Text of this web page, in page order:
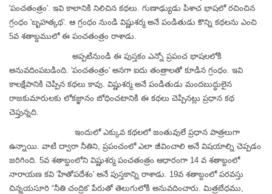
'పంచతంత్రం'. ఇవి కాలానికి నిలిచిన కథలు. గుణాఢ్యుడు పిశాచ భాషలో రచించిన
గ్రంధం 'బృహత్కథ'. ఆ గ్రంధం నుండి విష్ణుశర్మ అనే పండితుడు కొన్ని కథలను ఎంచి
5వ శతాబ్దములో ఈ పంచతంత్రం రాశాడు.
అప్పటినుండి ఈ పుస్తకం ఎన్నో ప్రపంచ భాషలలోకి
అనువదింపబడింది. 'పంచతంత్రం' అనగా ఐదు తంత్రాలతో కూడిన గ్రంధం. ఇవి
కాలక్షేపానికి చెప్పిన కథలు కావు. విష్ణుశర్మ అనే పండితుడు మందబుద్ధులైన
రాజకుమారులకు లోకజ్ఞానం బోధించటానికి ఈ కథలు చెప్పినట్లు ప్రధాన కథ
చెప్తున్నది.
ఇందులో ఎక్కువ కథలలో జంతువులే ప్రధాన పాత్రలుగా
ఉన్నాయి. వాటి ద్వారా నీతిని, ప్రపంచంలో ఎలా జీవించాలి అనే విషయాల్ని చెప్పడం
జరిగింది. 5వ శతాబ్దంలోని విష్ణుశర్మ పంచతంత్రం ఆధారంగా 14 వ శతాబ్దంలో
నారాయణ కవి 'హితోపదేశం' అనే పుస్తకాన్ని రాశాడు. 19వ శతాబ్దంలో పరవస్తు
చిన్నయసూరి “నీతి చంద్రిక' పేరుతో తెలుగులోకి అనువదించారు. మిత్రబేధము,